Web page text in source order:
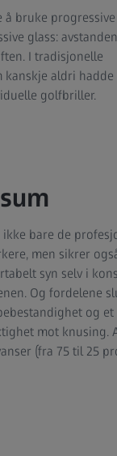
å bruke
glass:
I tradisjonelle
aldri hadde
golfbriller.
bare de
men sikrer
syn selv i
Og fordelene
og et
mot knusing.
(fra 75 til 25